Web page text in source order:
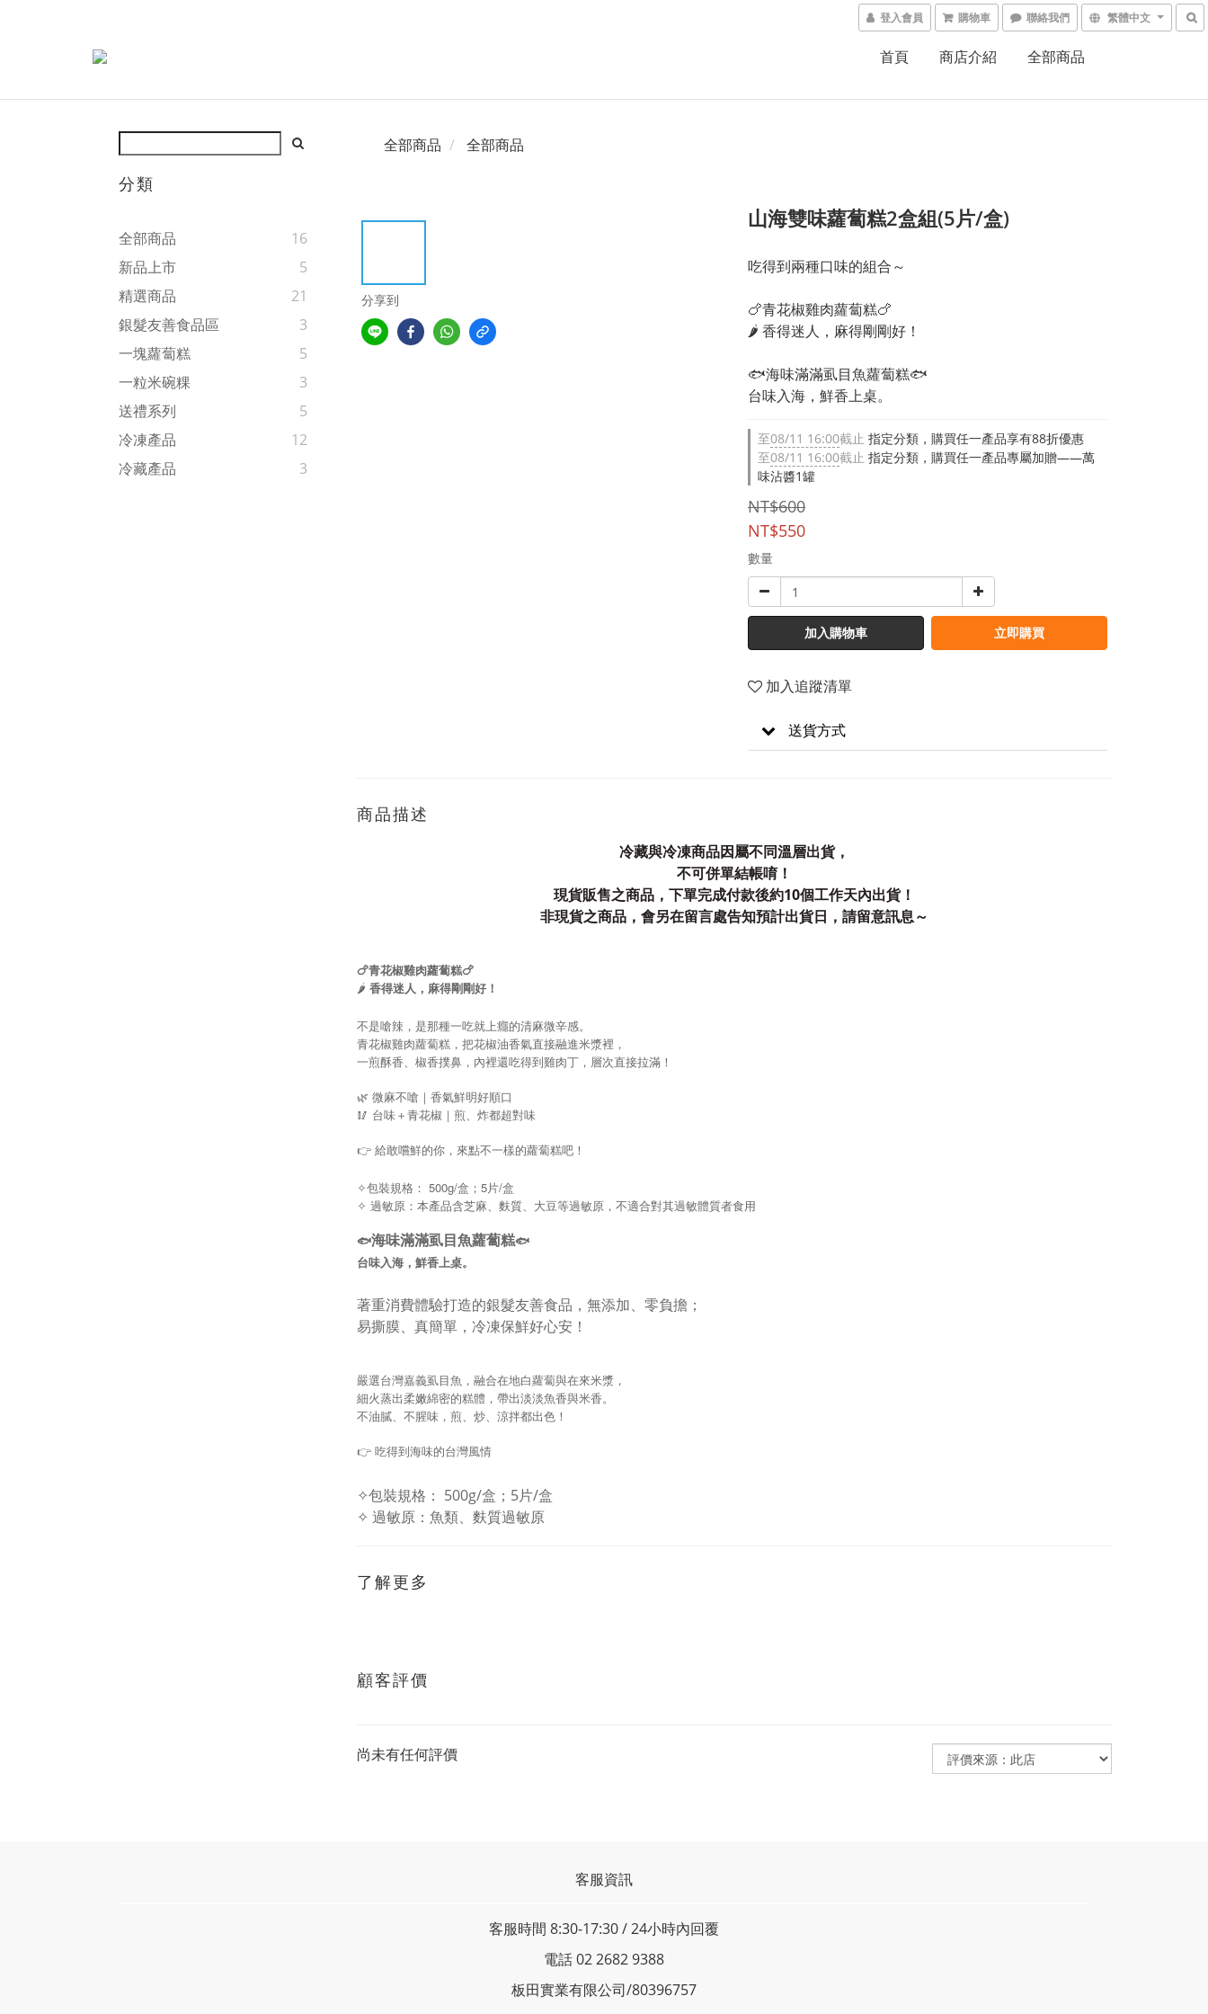
登入會員 購物車 聯絡我們 繁體中文
首頁 商店介紹 全部商品
分類
全部商品
16
新品上市
5
精選商品
21
銀髮友善食品區
3
一塊蘿蔔糕
5
一粒米碗粿
3
送禮系列
5
冷凍產品
12
冷藏產品
3
全部商品 全部商品
分享到
山海雙味蘿蔔糕2盒組(5片/盒)
吃得到兩種口味的組合～
🍗青花椒雞肉蘿蔔糕🍗
🌶 香得迷人，麻得剛剛好！
🐟海味滿滿虱目魚蘿蔔糕🐟
台味入海，鮮香上桌。
至08/11 16:00截止 指定分類，購買任一產品享有88折優惠
至08/11 16:00截止 指定分類，購買任一產品專屬加贈——萬
味沾醬1罐
NT$600
NT$550
數量
加入購物車 立即購買
加入追蹤清單
送貨方式
商品描述
冷藏與冷凍商品因屬不同溫層出貨，
不可併單結帳唷！
現貨販售之商品，下單完成付款後約10個工作天內出貨！
非現貨之商品，會另在留言處告知預計出貨日，請留意訊息～
🍗青花椒雞肉蘿蔔糕🍗
🌶 香得迷人，麻得剛剛好！
不是嗆辣，是那種一吃就上癮的清麻微辛感。
青花椒雞肉蘿蔔糕，把花椒油香氣直接融進米漿裡，
一煎酥香、椒香撲鼻，內裡還吃得到雞肉丁，層次直接拉滿！
🌿 微麻不嗆｜香氣鮮明好順口
🥢 台味＋青花椒｜煎、炸都超對味
👉 給敢嚐鮮的你，來點不一樣的蘿蔔糕吧！
✧包裝規格： 500g/盒；5片/盒
✧ 過敏原：本產品含芝麻、麩質、大豆等過敏原，不適合對其過敏體質者食用
🐟海味滿滿虱目魚蘿蔔糕🐟
台味入海，鮮香上桌。
著重消費體驗打造的銀髮友善食品，無添加、零負擔；
易撕膜、真簡單，冷凍保鮮好心安！
嚴選台灣嘉義虱目魚，融合在地白蘿蔔與在來米漿，
細火蒸出柔嫩綿密的糕體，帶出淡淡魚香與米香。
不油膩、不腥味，煎、炒、涼拌都出色！
👉 吃得到海味的台灣風情
✧包裝規格： 500g/盒；5片/盒
✧ 過敏原：魚類、麩質過敏原
了解更多
顧客評價
尚未有任何評價
客服資訊
客服時間 8:30-17:30 / 24小時內回覆
電話 02 2682 9388
板田實業有限公司/80396757